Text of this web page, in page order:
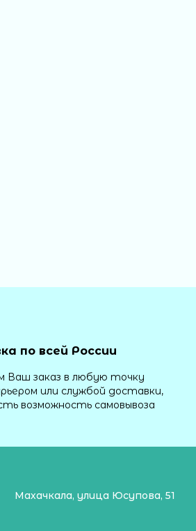
по всей России
Ваш заказ в любую точку
или службой доставки,
возможность самовывоза
Махачкала, улица Юсупова, 51